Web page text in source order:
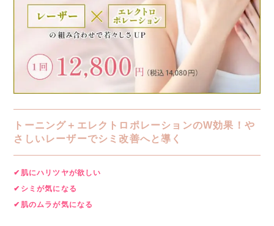
トーニング＋エレクトロポレーションのW効果！や
さしいレーザーでシミ改善へと導く
✔︎肌にハリツヤが欲しい
✔︎シミが気になる
✔︎肌のムラが気になる